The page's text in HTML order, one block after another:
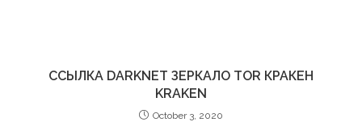
ССЫЛКА DARKNET ЗЕРКАЛО TOR КРАКЕН
KRAKEN
October 3, 2020